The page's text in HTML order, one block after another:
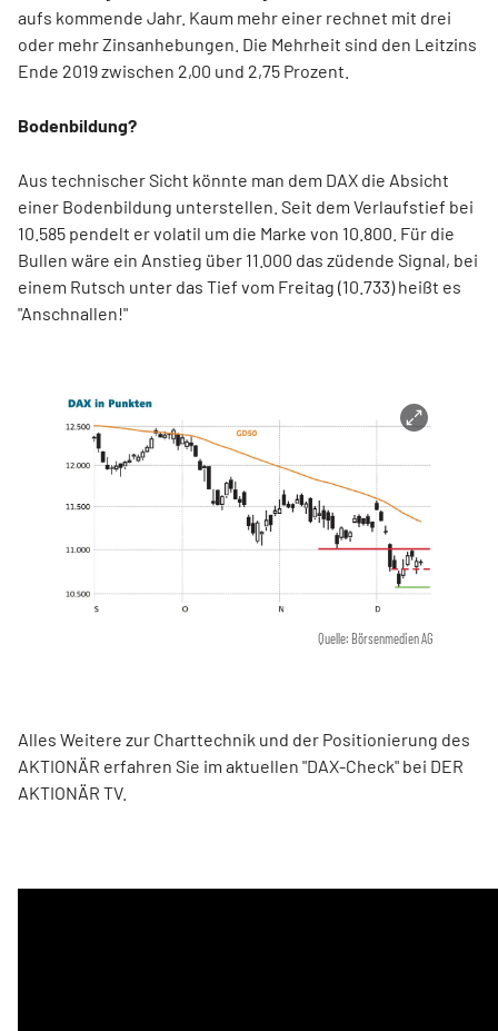
aufs kommende Jahr. Kaum mehr einer rechnet mit drei
oder mehr Zinsanhebungen. Die Mehrheit sind den Leitzins
Ende 2019 zwischen 2,00 und 2,75 Prozent.
Bodenbildung?
Aus technischer Sicht könnte man dem DAX die Absicht
einer Bodenbildung unterstellen. Seit dem Verlaufstief bei
10.585 pendelt er volatil um die Marke von 10.800. Für die
Bullen wäre ein Anstieg über 11.000 das züdende Signal, bei
einem Rutsch unter das Tief vom Freitag (10.733) heißt es
"Anschnallen!"
Quelle: Börsenmedien AG
Alles Weitere zur Charttechnik und der Positionierung des
AKTIONÄR erfahren Sie im aktuellen "DAX-Check" bei DER
AKTIONÄR TV.